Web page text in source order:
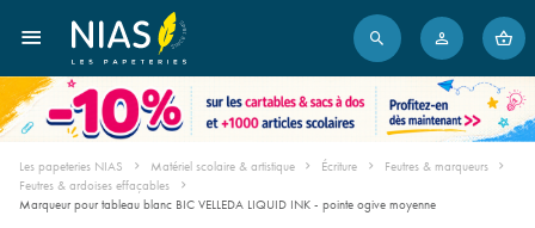
Les papeteries NIAS Matériel scolaire & artistique Écriture
Feutres & marqueurs
Feutres & ardoises effaçables
Marqueur pour tableau blanc BIC VELLEDA LIQUID INK - pointe ogive moyenne